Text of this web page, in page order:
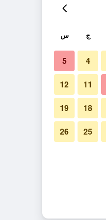
ج س
4
5
11
12
18
19
25
26